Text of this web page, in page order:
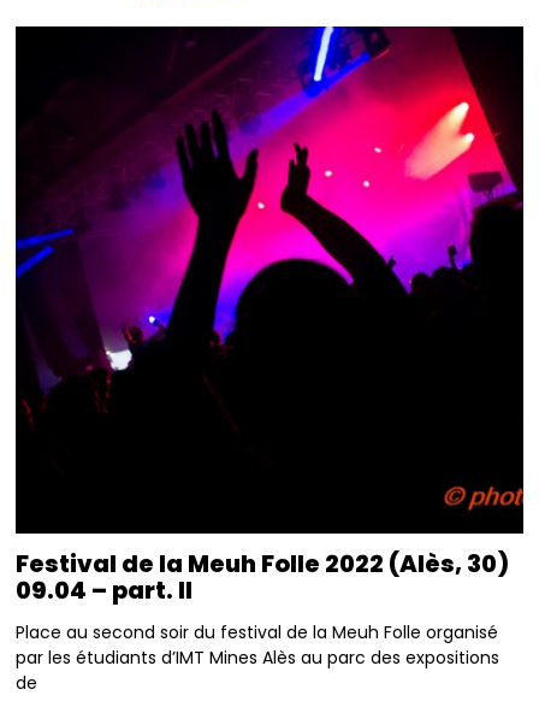
Festival de la Meuh Folle 2022 (Alès, 30)
09.04 – part. II
Place au second soir du festival de la Meuh Folle organisé
par les étudiants d’IMT Mines Alès au parc des expositions
de